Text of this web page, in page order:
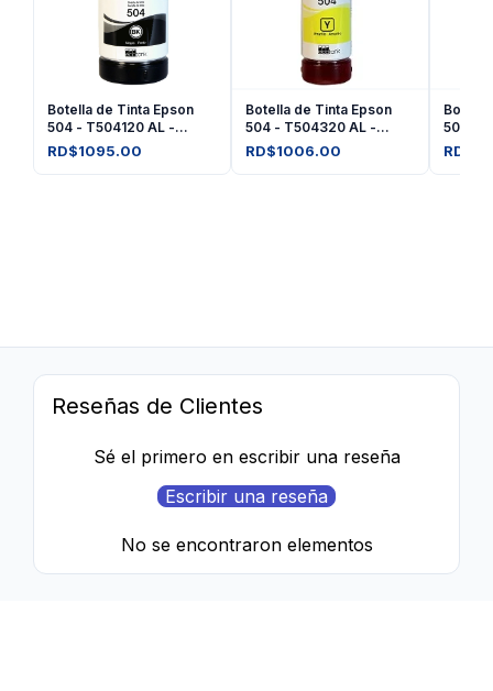
Botella de Tinta Epson
504 - T504120 AL -
Negro
RD$1095.00
Botella de Tinta Epson
504 - T504320 AL -
Amarilla
RD$1006.00
Botella
504 -
Reseñas de Clientes
Sé el primero en escribir una reseña
Escribir una reseña
No se encontraron elementos